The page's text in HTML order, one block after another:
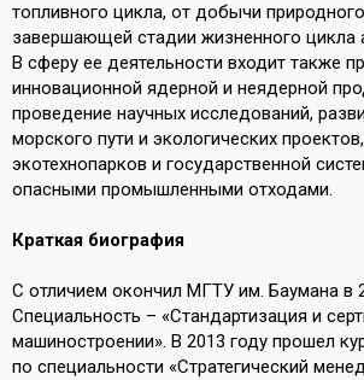
топливного цикла, от добычи
завершающей стадии жизненного цикла
В сферу ее деятельности входит также
инновационной ядерной и неядерной
проведение научных исследований,
морского пути и экологических
экотехнопарков и государственной
опасными промышленными отходами.
Краткая биография
С отличием окончил МГТУ им. Баумана в
Специальность – «Стандартизация и
машиностроении». В 2013 году прошел
по специальности «Стратегический